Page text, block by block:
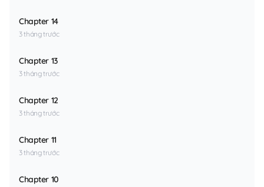
Chapter 14
3 tháng trước
Chapter 13
3 tháng trước
Chapter 12
3 tháng trước
Chapter 11
3 tháng trước
Chapter 10